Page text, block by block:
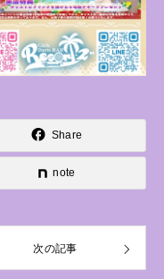
Share
note
次の記事